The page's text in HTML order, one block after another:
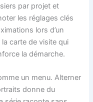
par projet et
les réglages clés
lors d’un
carte de visite qui
la démarche.
un menu. Alterner
donne du